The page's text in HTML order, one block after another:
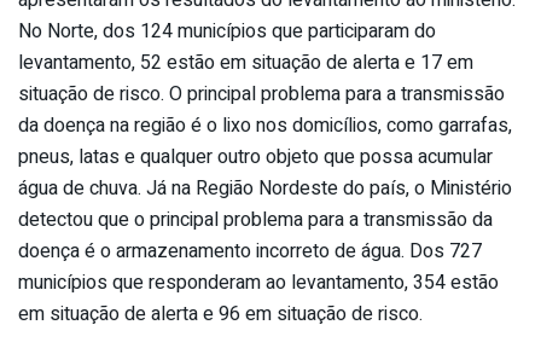
No Norte, dos 124 municípios que participaram do
levantamento, 52 estão em situação de alerta e 17 em
situação de risco. O principal problema para a transmissão
da doença na região é o lixo nos domicílios, como garrafas,
pneus, latas e qualquer outro objeto que possa acumular
água de chuva. Já na Região Nordeste do país, o Ministério
detectou que o principal problema para a transmissão da
doença é o armazenamento incorreto de água. Dos 727
municípios que responderam ao levantamento, 354 estão
em situação de alerta e 96 em situação de risco.